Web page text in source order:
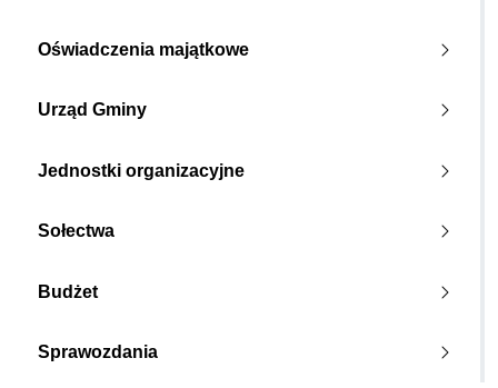
Oświadczenia majątkowe
Urząd Gminy
Jednostki organizacyjne
Sołectwa
Budżet
Sprawozdania